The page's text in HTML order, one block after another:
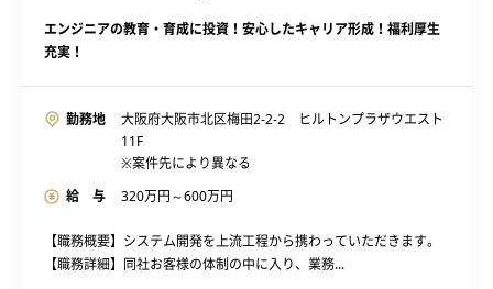
エンジニアの教育・育成に投資！安心したキャリア形成！福利厚生
充実！
勤務地
大阪府大阪市北区梅田2-2-2 ヒルトンプラザウエスト
11F
※案件先により異なる
給 与
320万円～600万円
【職務概要】システム開発を上流工程から携わっていただきます。
【職務詳細】同社お客様の体制の中に入り、業務...